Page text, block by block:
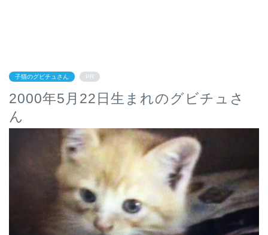
子猫のグビチュさん PR
2000年5月22日生まれのグビチュさ
ん